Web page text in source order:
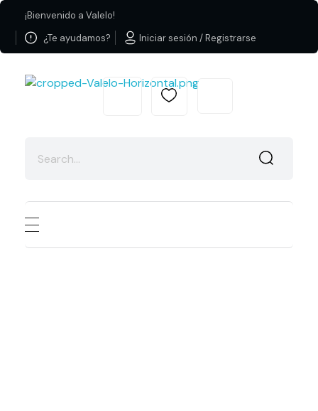
¡Bienvenido a Valelo!
¿Te ayudamos?
Iniciar sesión / Registrarse